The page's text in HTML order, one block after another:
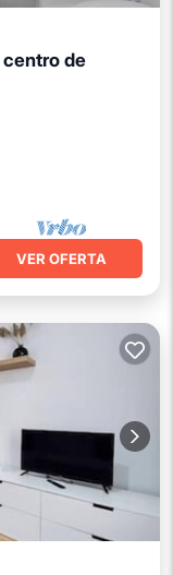
de
VER OFERTA